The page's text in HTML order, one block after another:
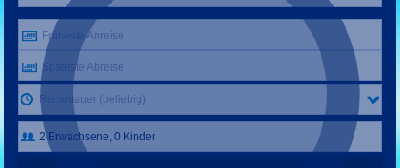
Früheste Anreise
Späteste Abreise
Reisedauer (beliebig)